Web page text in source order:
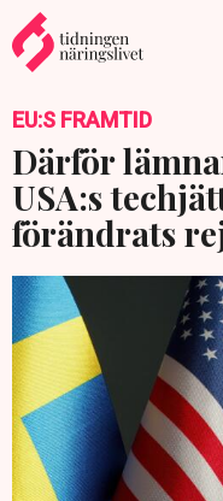
EU:S FRAMTID
Därför
USA:s
förändrats